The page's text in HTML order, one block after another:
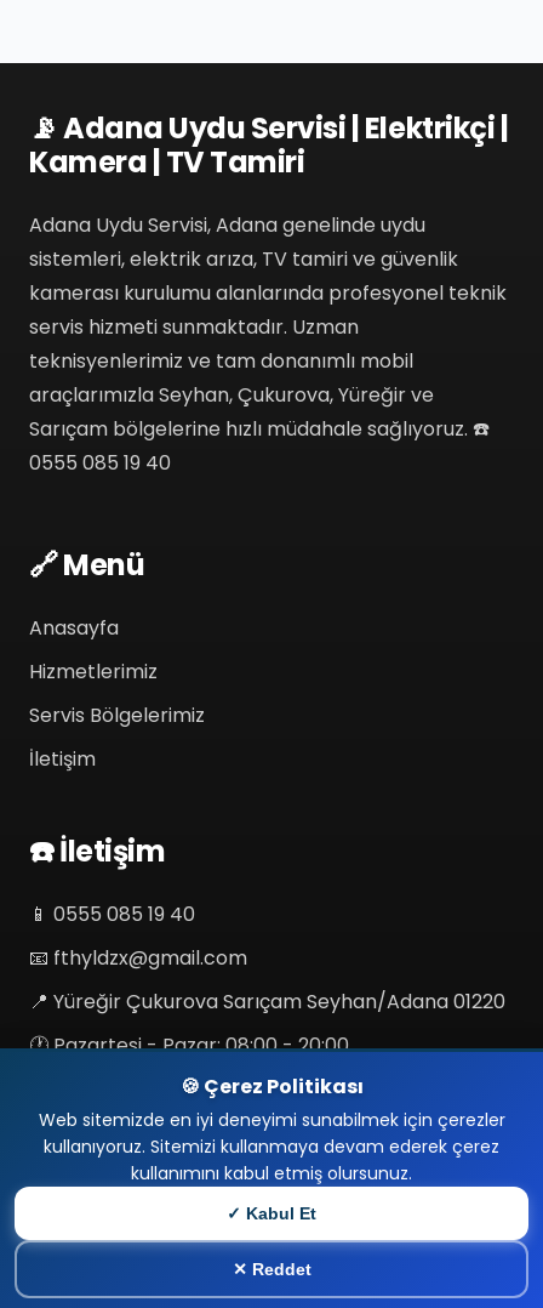
📡 Adana Uydu Servisi | Elektrikçi |
Kamera | TV Tamiri
Adana Uydu Servisi, Adana genelinde uydu
sistemleri, elektrik arıza, TV tamiri ve güvenlik
kamerası kurulumu alanlarında profesyonel teknik
servis hizmeti sunmaktadır. Uzman
teknisyenlerimiz ve tam donanımlı mobil
araçlarımızla Seyhan, Çukurova, Yüreğir ve
Sarıçam bölgelerine hızlı müdahale sağlıyoruz. ☎️
0555 085 19 40
🔗 Menü
Anasayfa
Hizmetlerimiz
Servis Bölgelerimiz
İletişim
☎️ İletişim
📱 0555 085 19 40
📧 fthyldzx@gmail.com
📍 Yüreğir Çukurova Sarıçam Seyhan/Adana 01220
🕐 Pazartesi - Pazar: 08:00 - 20:00
🌐 Sosyal Medya & Haritalar
Adana Uydu Servisi | Elektrikçi | Kamera
| TV Tamiri. Adana Uydu Servisi
🍪 Çerez Politikası
Web sitemizde en iyi deneyimi sunabilmek için çerezler
kullanıyoruz. Sitemizi kullanmaya devam ederek çerez
kullanımını kabul etmiş olursunuz.
✓ Kabul Et
✕ Reddet ☎️HEMEN ARA